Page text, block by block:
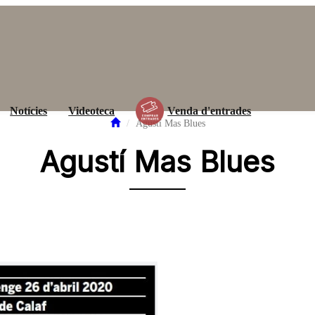
Notícies Videoteca Venda d'entrades
Agustí Mas Blues
Agustí Mas Blues